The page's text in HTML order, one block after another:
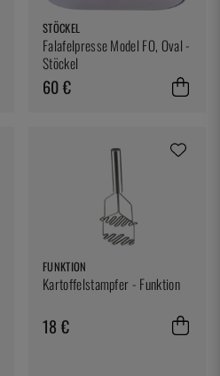
STÖCKEL
Falafelpresse Model FO, Oval -
Stöckel
60 €
FUNKTION
Kartoffelstampfer - Funktion
18 €